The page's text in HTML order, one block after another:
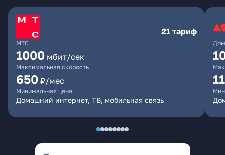
МТС
21 тариф
1000 мбит/сек
Максимальная скорость
650 ₽/мес
Минимальная цена
Домашний интернет, ТВ, мобильная связь